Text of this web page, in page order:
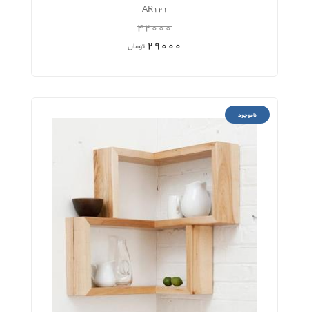
AR121
42000
29000 تومان
ناموجود